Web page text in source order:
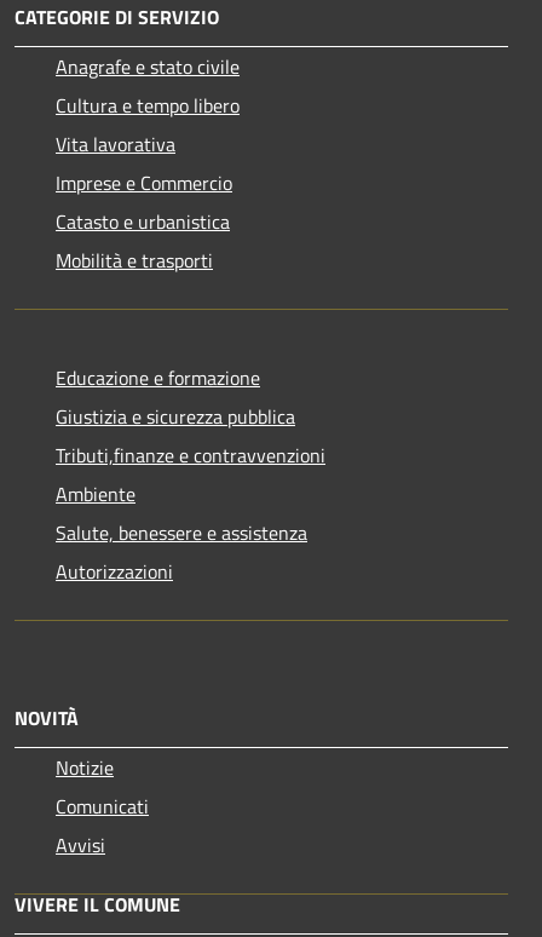
CATEGORIE DI SERVIZIO
Anagrafe e stato civile
Cultura e tempo libero
Vita lavorativa
Imprese e Commercio
Catasto e urbanistica
Mobilità e trasporti
Educazione e formazione
Giustizia e sicurezza pubblica
Tributi,finanze e contravvenzioni
Ambiente
Salute, benessere e assistenza
Autorizzazioni
NOVITÀ
Notizie
Comunicati
Avvisi
VIVERE IL COMUNE